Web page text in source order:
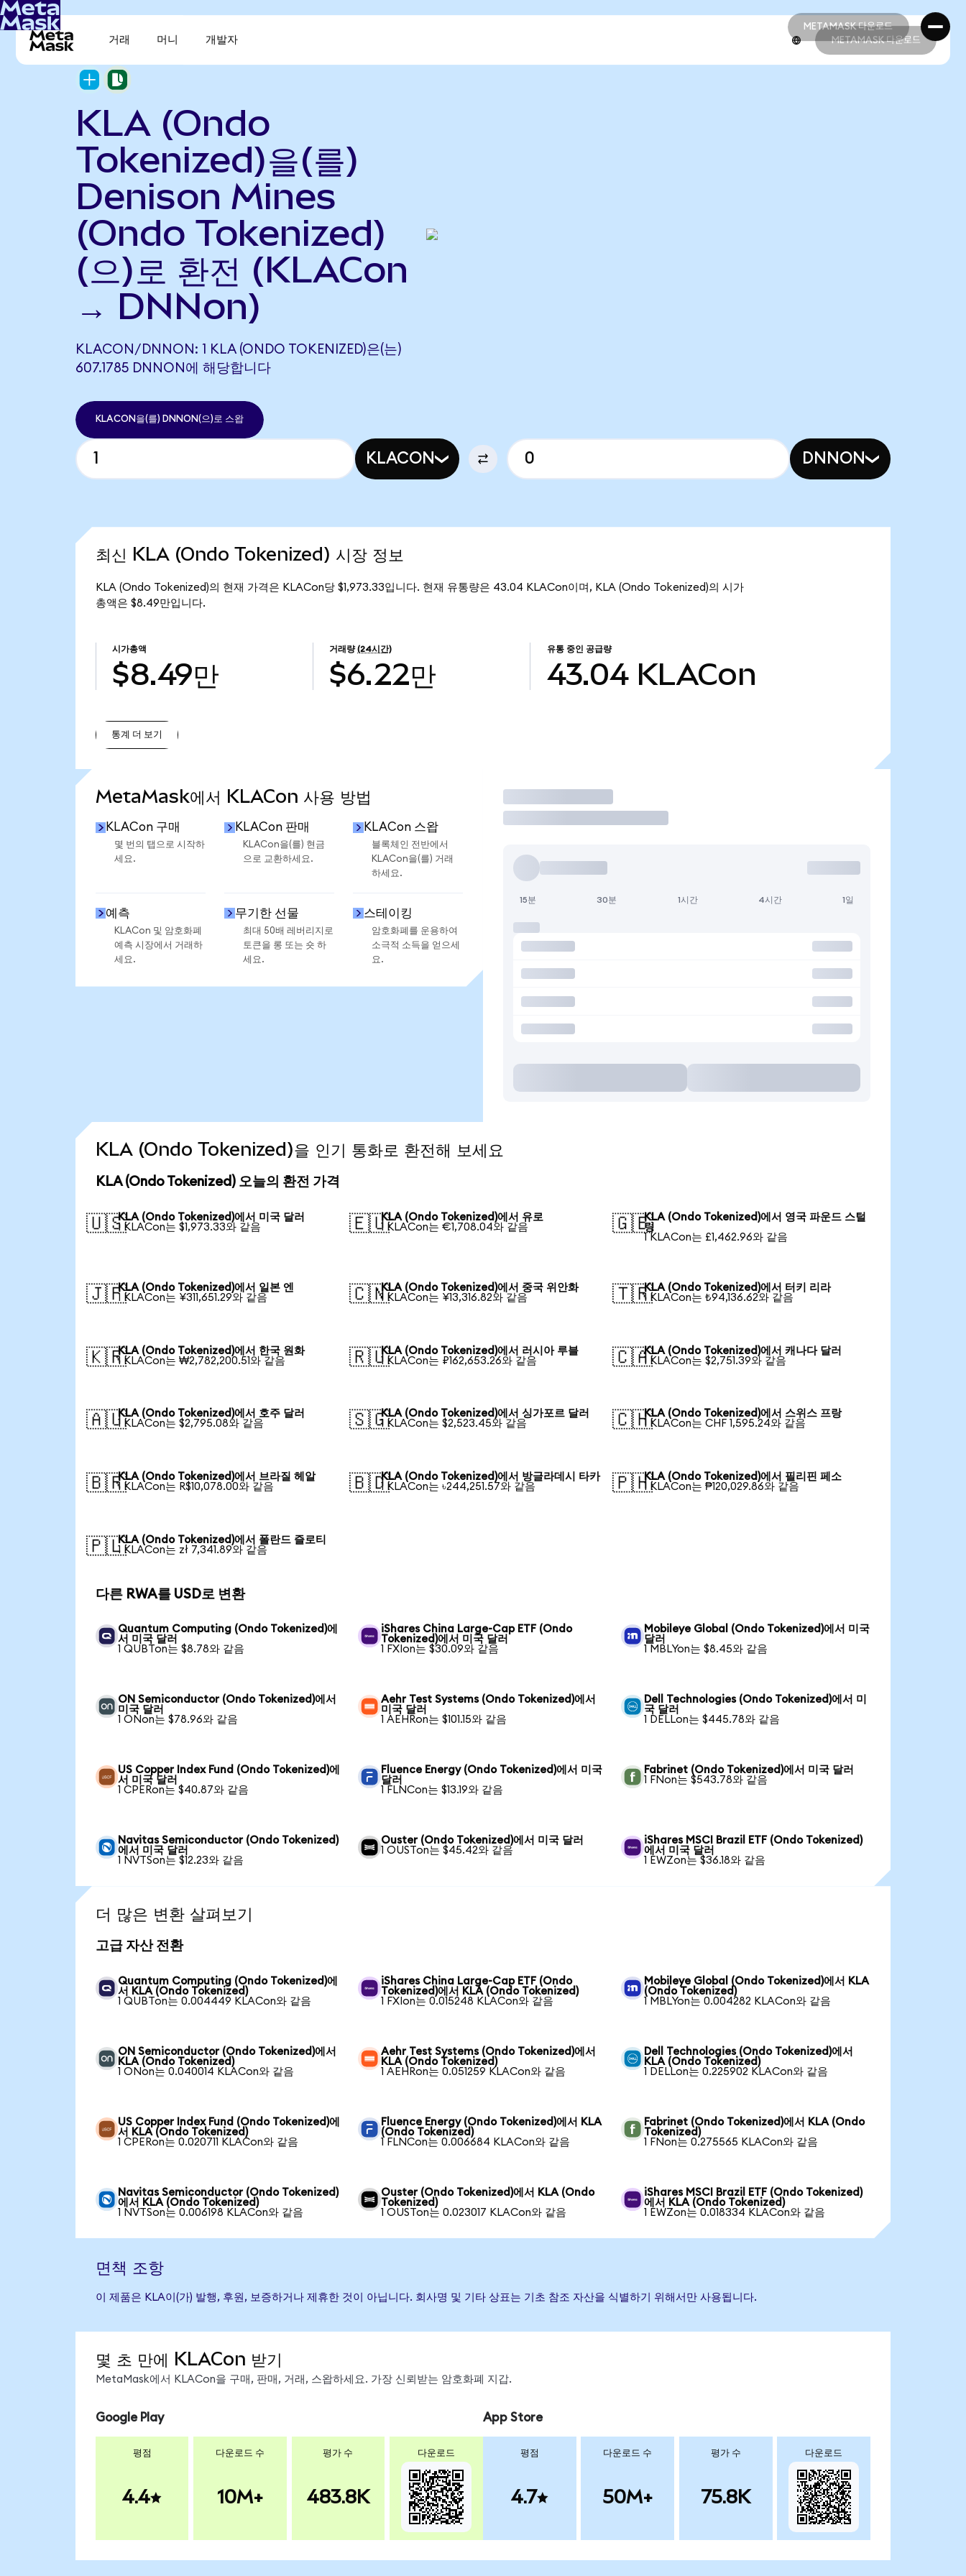
METAMASK 다운로드
METAMASK 다운로드
거래 머니 개발자 METAMASK 다운로드
KLA (Ondo
Tokenized)을(를)
Denison Mines
(Ondo Tokenized)
(으)로 환전 (KLACon
→ DNNon)
KLACON/DNNON: 1 KLA (ONDO TOKENIZED)은(는)
607.1785 DNNON에 해당합니다
KLACON을(를) DNNON(으)로 스왑
KLACON DNNON
최신 KLA (Ondo Tokenized) 시장 정보
KLA (Ondo Tokenized)의 현재 가격은 KLACon당 $1,973.33입니다. 현재 유통량은 43.04 KLACon이며, KLA (Ondo Tokenized)의 시가
총액은 $8.49만입니다.
시가총액
$8.49만
거래량 (24시간)
$6.22만
유통 중인 공급량
43.04 KLACon
통계 더 보기
MetaMask에서 KLACon 사용 방법
KLACon 구매
몇 번의 탭으로 시작하
세요.
KLACon 판매
KLACon을(를) 현금
으로 교환하세요.
KLACon 스왑
블록체인 전반에서
KLACon을(를) 거래
하세요.
예측
KLACon 및 암호화폐
예측 시장에서 거래하
세요.
무기한 선물
최대 50배 레버리지로
토큰을 롱 또는 숏 하
세요.
스테이킹
암호화폐를 운용하여
소극적 소득을 얻으세
요.
거래
15분 30분 1시간 4시간 1일
KLA (Ondo Tokenized)을 인기 통화로 환전해 보세요
KLA (Ondo Tokenized) 오늘의 환전 가격
🇺🇸KLA (Ondo Tokenized)에서 미국 달러
1 KLACon는 $1,973.33와 같음
🇪🇺KLA (Ondo Tokenized)에서 유로
1 KLACon는 €1,708.04와 같음
🇬🇧KLA (Ondo Tokenized)에서 영국 파운드 스털
링
1 KLACon는 £1,462.96와 같음
🇯🇵KLA (Ondo Tokenized)에서 일본 엔
1 KLACon는 ¥311,651.29와 같음
🇨🇳KLA (Ondo Tokenized)에서 중국 위안화
1 KLACon는 ¥13,316.82와 같음
🇹🇷KLA (Ondo Tokenized)에서 터키 리라
1 KLACon는 ₺94,136.62와 같음
🇰🇷KLA (Ondo Tokenized)에서 한국 원화
1 KLACon는 ₩2,782,200.51와 같음
🇷🇺KLA (Ondo Tokenized)에서 러시아 루블
1 KLACon는 ₽162,653.26와 같음
🇨🇦KLA (Ondo Tokenized)에서 캐나다 달러
1 KLACon는 $2,751.39와 같음
🇦🇺KLA (Ondo Tokenized)에서 호주 달러
1 KLACon는 $2,795.08와 같음
🇸🇬KLA (Ondo Tokenized)에서 싱가포르 달러
1 KLACon는 $2,523.45와 같음
🇨🇭KLA (Ondo Tokenized)에서 스위스 프랑
1 KLACon는 CHF 1,595.24와 같음
🇧🇷KLA (Ondo Tokenized)에서 브라질 헤알
1 KLACon는 R$10,078.00와 같음
🇧🇩KLA (Ondo Tokenized)에서 방글라데시 타카
1 KLACon는 ৳244,251.57와 같음
🇵🇭KLA (Ondo Tokenized)에서 필리핀 페소
1 KLACon는 ₱120,029.86와 같음
🇵🇱KLA (Ondo Tokenized)에서 폴란드 즐로티
1 KLACon는 zł 7,341.89와 같음
다른 RWA를 USD로 변환
Quantum Computing (Ondo Tokenized)에
서 미국 달러
1 QUBTon는 $8.78와 같음
iShares China Large-Cap ETF (Ondo
Tokenized)에서 미국 달러
1 FXIon는 $30.09와 같음
Mobileye Global (Ondo Tokenized)에서 미국
달러
1 MBLYon는 $8.45와 같음
ON Semiconductor (Ondo Tokenized)에서
미국 달러
1 ONon는 $78.96와 같음
Aehr Test Systems (Ondo Tokenized)에서
미국 달러
1 AEHRon는 $101.15와 같음
Dell Technologies (Ondo Tokenized)에서 미
국 달러
1 DELLon는 $445.78와 같음
US Copper Index Fund (Ondo Tokenized)에
서 미국 달러
1 CPERon는 $40.87와 같음
Fluence Energy (Ondo Tokenized)에서 미국
달러
1 FLNCon는 $13.19와 같음
Fabrinet (Ondo Tokenized)에서 미국 달러
1 FNon는 $543.78와 같음
Navitas Semiconductor (Ondo Tokenized)
에서 미국 달러
1 NVTSon는 $12.23와 같음
Ouster (Ondo Tokenized)에서 미국 달러
1 OUSTon는 $45.42와 같음
iShares MSCI Brazil ETF (Ondo Tokenized)
에서 미국 달러
1 EWZon는 $36.18와 같음
더 많은 변환 살펴보기
고급 자산 전환
Quantum Computing (Ondo Tokenized)에
서 KLA (Ondo Tokenized)
1 QUBTon는 0.004449 KLACon와 같음
iShares China Large-Cap ETF (Ondo
Tokenized)에서 KLA (Ondo Tokenized)
1 FXIon는 0.015248 KLACon와 같음
Mobileye Global (Ondo Tokenized)에서 KLA
(Ondo Tokenized)
1 MBLYon는 0.004282 KLACon와 같음
ON Semiconductor (Ondo Tokenized)에서
KLA (Ondo Tokenized)
1 ONon는 0.040014 KLACon와 같음
Aehr Test Systems (Ondo Tokenized)에서
KLA (Ondo Tokenized)
1 AEHRon는 0.051259 KLACon와 같음
Dell Technologies (Ondo Tokenized)에서
KLA (Ondo Tokenized)
1 DELLon는 0.225902 KLACon와 같음
US Copper Index Fund (Ondo Tokenized)에
서 KLA (Ondo Tokenized)
1 CPERon는 0.020711 KLACon와 같음
Fluence Energy (Ondo Tokenized)에서 KLA
(Ondo Tokenized)
1 FLNCon는 0.006684 KLACon와 같음
Fabrinet (Ondo Tokenized)에서 KLA (Ondo
Tokenized)
1 FNon는 0.275565 KLACon와 같음
Navitas Semiconductor (Ondo Tokenized)
에서 KLA (Ondo Tokenized)
1 NVTSon는 0.006198 KLACon와 같음
Ouster (Ondo Tokenized)에서 KLA (Ondo
Tokenized)
1 OUSTon는 0.023017 KLACon와 같음
iShares MSCI Brazil ETF (Ondo Tokenized)
에서 KLA (Ondo Tokenized)
1 EWZon는 0.018334 KLACon와 같음
면책 조항
이 제품은 KLA이(가) 발행, 후원, 보증하거나 제휴한 것이 아닙니다. 회사명 및 기타 상표는 기초 참조 자산을 식별하기 위해서만 사용됩니다.
몇 초 만에 KLACon 받기
MetaMask에서 KLACon을 구매, 판매, 거래, 스왑하세요. 가장 신뢰받는 암호화폐 지갑.
Google Play
평점
4.4
다운로드 수
10M+
평가 수
483.8K
다운로드
App Store
평점
4.7
다운로드 수
50M+
평가 수
75.8K
다운로드